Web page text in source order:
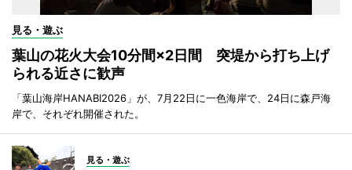
見る・遊ぶ
葉山の花火大会10分間×2日間 突堤から打ち上げ
られる近さに歓声
「葉山海岸HANABI2026」が、7月22日に一色海岸で、24日に森戸海
岸で、それぞれ開催された。
見る・遊ぶ